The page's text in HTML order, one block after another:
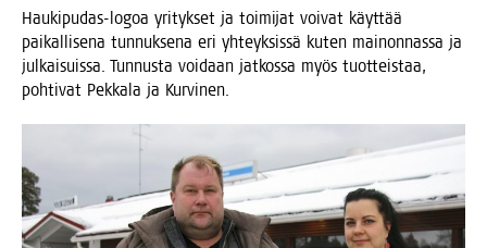
Hau­ki­pu­das-logoa yri­tyk­set ja toi­mi­jat voi­vat käyt­tää
pai­kal­li­se­na tun­nuk­se­na eri yhteyk­sis­sä kuten mai­non­nas­sa ja
jul­kai­suis­sa. Tun­nus­ta voi­daan jat­kos­sa myös tuot­teis­taa,
poh­ti­vat Pek­ka­la ja Kurvinen.